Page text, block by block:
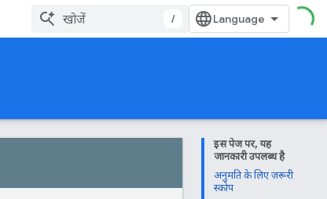
/
इस पेज पर, यह
जानकारी उपलब्ध है
अनुमति के लिए ज़रूरी
स्कोप